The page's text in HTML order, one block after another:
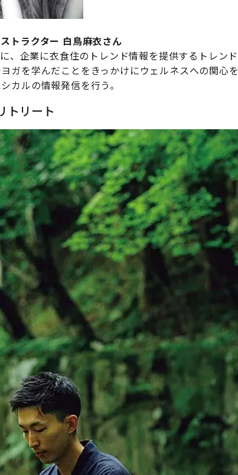
トラクター 白鳥麻衣さん
、企業に衣食住のトレンド情報を提供するトレンド
ガを学んだことをきっかけにウェルネスへの関心を
カルの情報発信を行う。
トリート